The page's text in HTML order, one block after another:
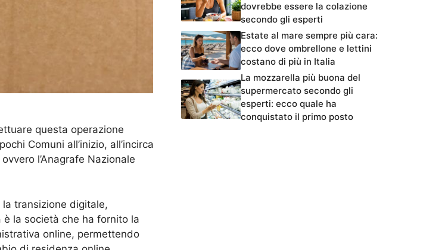
questa operazione
Comuni all’inizio, all’incirca
l’Anagrafe Nazionale
la transizione digitale,
è la società che ha fornito la
online, permettendo
dovrebbe essere la colazione
secondo gli esperti
Estate al mare sempre più cara:
ecco dove ombrellone e lettini
costano di più in Italia
La mozzarella più buona del
supermercato secondo gli
esperti: ecco quale ha
conquistato il primo posto